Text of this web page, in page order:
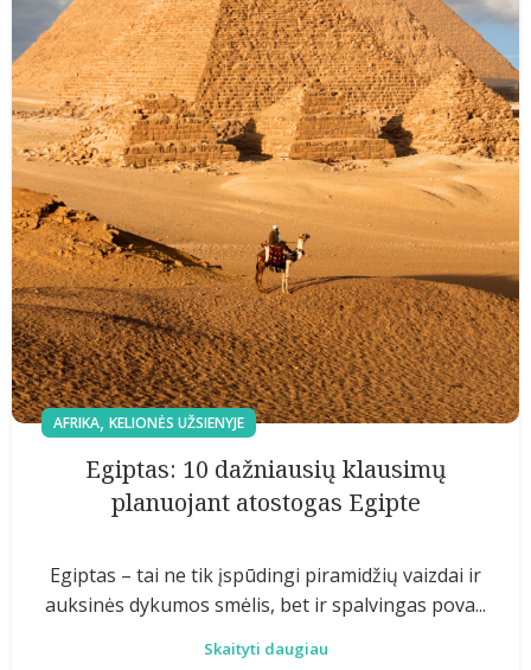
AFRIKA, KELIONĖS UŽSIENYJE
Egiptas: 10 dažniausių klausimų
planuojant atostogas Egipte
Egiptas – tai ne tik įspūdingi piramidžių vaizdai ir
auksinės dykumos smėlis, bet ir spalvingas pova...
Skaityti daugiau